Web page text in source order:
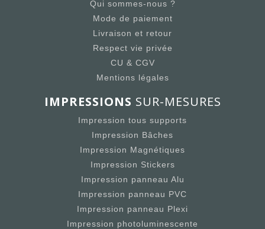
Qui sommes-nous ?
Mode de paiement
Livraison et retour
Respect vie privée
CU & CGV
Mentions légales
IMPRESSIONS SUR-MESURES
Impression tous supports
Impression Bâches
Impression Magnétiques
Impression Stickers
Impression panneau Alu
Impression panneau PVC
Impression panneau Plexi
Impression photoluminescente